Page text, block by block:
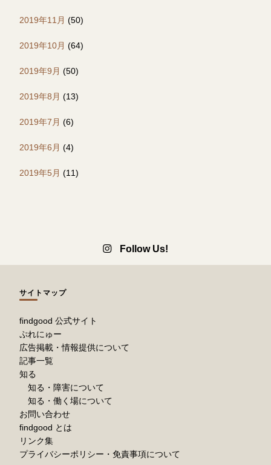
2019年11月 (50)
2019年10月 (64)
2019年9月 (50)
2019年8月 (13)
2019年7月 (6)
2019年6月 (4)
2019年5月 (11)
Follow Us!
サイトマップ
findgood 公式サイト
ぷれにゅー
広告掲載・情報提供について
記事一覧
知る
知る・障害について
知る・働く場について
お問い合わせ
findgood とは
リンク集
プライバシーポリシー・免責事項について